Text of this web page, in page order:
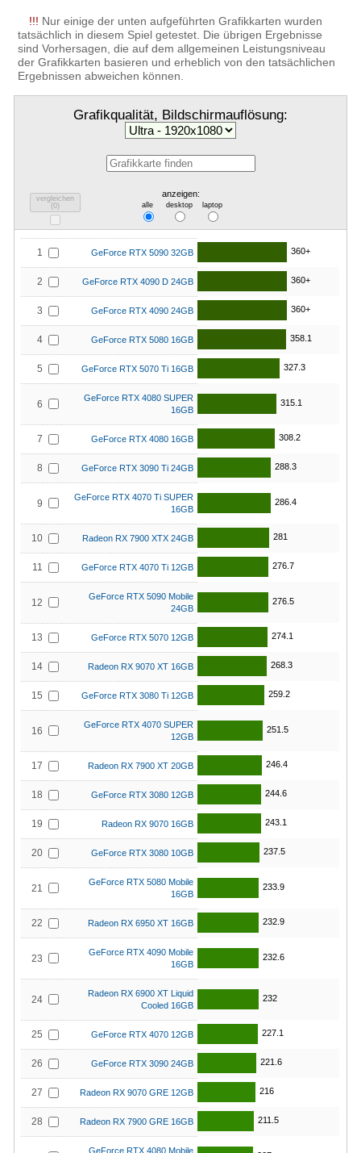
!!! Nur einige der unten aufgeführten Grafikkarten wurden
tatsächlich in diesem Spiel getestet. Die übrigen Ergebnisse
sind Vorhersagen, die auf dem allgemeinen Leistungsniveau
der Grafikkarten basieren und erheblich von den tatsächlichen
Ergebnissen abweichen können.
Grafikqualität, Bildschirmauflösung:
vergleichen
(0)
anzeigen:
alle desktop laptop
1 GeForce RTX 5090 32GB 360+
2 GeForce RTX 4090 D 24GB 360+
3 GeForce RTX 4090 24GB 360+
4 GeForce RTX 5080 16GB 358.1
5 GeForce RTX 5070 Ti 16GB 327.3
6
GeForce RTX 4080 SUPER
16GB
315.1
7 GeForce RTX 4080 16GB 308.2
8 GeForce RTX 3090 Ti 24GB 288.3
9
GeForce RTX 4070 Ti SUPER
16GB
286.4
10 Radeon RX 7900 XTX 24GB 281
11 GeForce RTX 4070 Ti 12GB 276.7
12
GeForce RTX 5090 Mobile
24GB
276.5
13 GeForce RTX 5070 12GB 274.1
14 Radeon RX 9070 XT 16GB 268.3
15 GeForce RTX 3080 Ti 12GB 259.2
16
GeForce RTX 4070 SUPER
12GB
251.5
17 Radeon RX 7900 XT 20GB 246.4
18 GeForce RTX 3080 12GB 244.6
19 Radeon RX 9070 16GB 243.1
20 GeForce RTX 3080 10GB 237.5
21
GeForce RTX 5080 Mobile
16GB
233.9
22 Radeon RX 6950 XT 16GB 232.9
23
GeForce RTX 4090 Mobile
16GB
232.6
24
Radeon RX 6900 XT Liquid
Cooled 16GB
232
25 GeForce RTX 4070 12GB 227.1
26 GeForce RTX 3090 24GB 221.6
27 Radeon RX 9070 GRE 12GB 216
28 Radeon RX 7900 GRE 16GB 211.5
GeForce RTX 4080 Mobile